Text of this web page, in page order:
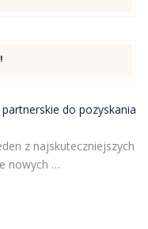
do pozyskania
z najskuteczniejszych
nowych …